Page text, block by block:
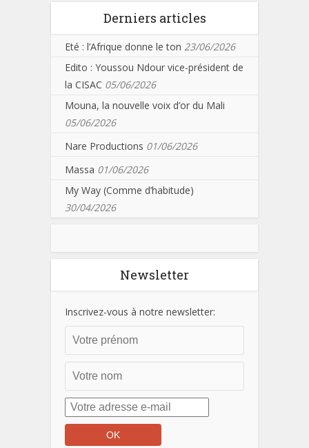
Derniers articles
Eté : l’Afrique donne le ton 23/06/2026
Edito : Youssou Ndour vice-président de
la CISAC 05/06/2026
Mouna, la nouvelle voix d’or du Mali
05/06/2026
Nare Productions 01/06/2026
Massa 01/06/2026
My Way (Comme d’habitude)
30/04/2026
Newsletter
Inscrivez-vous à notre newsletter: